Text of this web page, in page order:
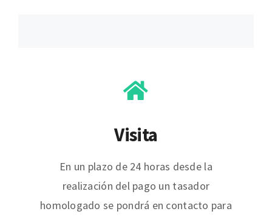
Visita
En un plazo de 24 horas desde la
realización del pago un tasador
homologado se pondrá en contacto para